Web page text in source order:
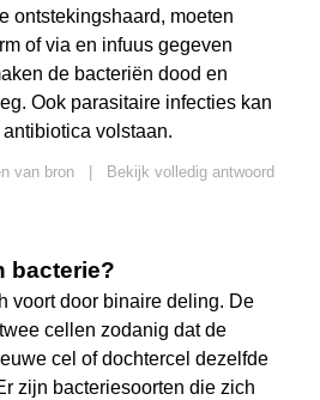
ontstekingshaard, moeten
of via en infuus gegeven
de bacteriën dood en
Ook parasitaire infecties kan
volstaan.
van bron
Bekijk volledig antwoord
bacterie?
voort door binaire deling. De
cellen zodanig dat de
cel of dochtercel dezelfde
zijn bacteriesoorten die zich